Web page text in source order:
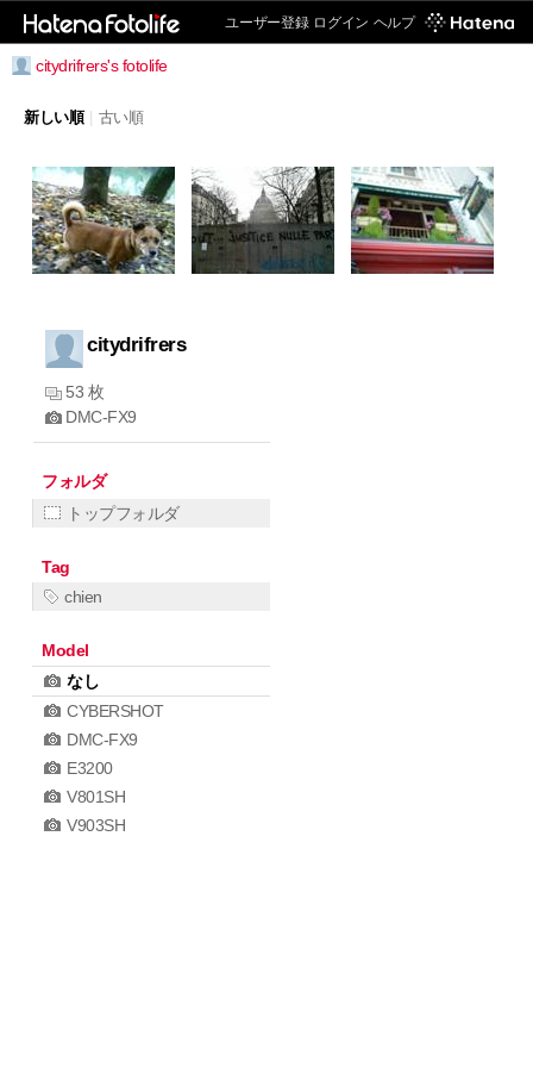
ユーザー登録 ログイン ヘルプ
citydrifrers's fotolife
新しい順 古い順
citydrifrers
53 枚
DMC-FX9
フォルダ
トップフォルダ
Tag
chien
Model
なし
CYBERSHOT
DMC-FX9
E3200
V801SH
V903SH